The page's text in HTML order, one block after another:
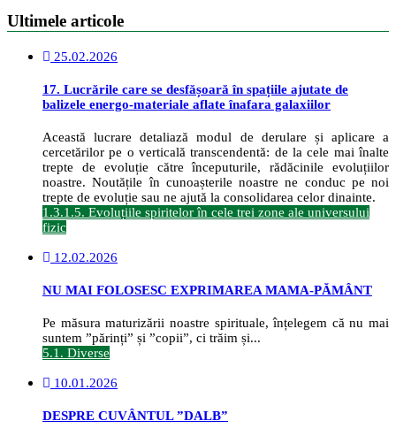
Ultimele articole
25.02.2026
17. Lucrările care se desfășoară în spațiile ajutate de
balizele energo-materiale aflate înafara galaxiilor
Această lucrare detaliază modul de derulare și aplicare a
cercetărilor pe o verticală transcendentă: de la cele mai înalte
trepte de evoluție către începuturile, rădăcinile evoluțiilor
noastre. Noutățile în cunoașterile noastre ne conduc pe noi
trepte de evoluție sau ne ajută la consolidarea celor dinainte.
1.3.1.5. Evoluțiile spiritelor în cele trei zone ale universului
fizic
12.02.2026
NU MAI FOLOSESC EXPRIMAREA MAMA-PĂMÂNT
Pe măsura maturizării noastre spirituale, înțelegem că nu mai
suntem ”părinți” și ”copii”, ci trăim și...
5.1. Diverse
10.01.2026
DESPRE CUVÂNTUL ”DALB”